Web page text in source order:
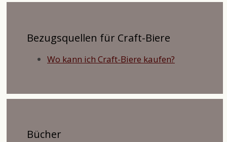
Bezugsquellen für Craft-Biere
Wo kann ich Craft-Biere kaufen?
Bücher